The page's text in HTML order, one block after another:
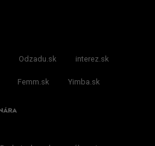
Odzadu.sk interez.sk
Femm.sk Yimba.sk